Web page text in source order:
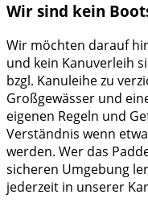
Wir sind kein
Wir möchten darauf
und kein Kanuverleih
bzgl. Kanuleihe zu
Großgewässer und
eigenen Regeln und
Verständnis wenn
werden. Wer das
sicheren Umgebung
jederzeit in unserer